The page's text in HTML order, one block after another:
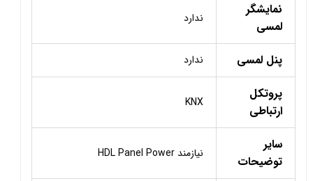
نمایشگر
لمسی
ندارد
پنل لمسی ندارد
پروتکل
ارتباطی
KNX
سایر
توضیحات
نیازمند HDL Panel Power